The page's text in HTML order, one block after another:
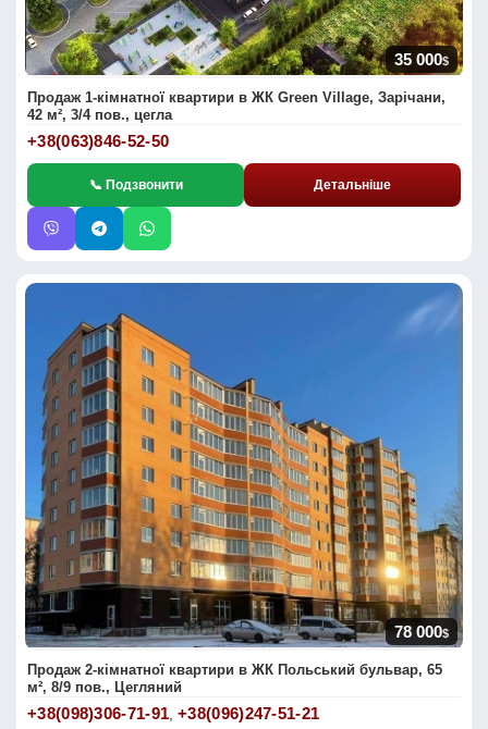
35 000$
Продаж 1-кімнатної квартири в ЖК Green Village, Зарічани,
42 м², 3/4 пов., цегла
+38(063)846-52-50
📞 Подзвонити Детальніше
78 000$
Продаж 2-кімнатної квартири в ЖК Польський бульвар, 65
м², 8/9 пов., Цегляний
+38(098)306-71-91 ,+38(096)247-51-21